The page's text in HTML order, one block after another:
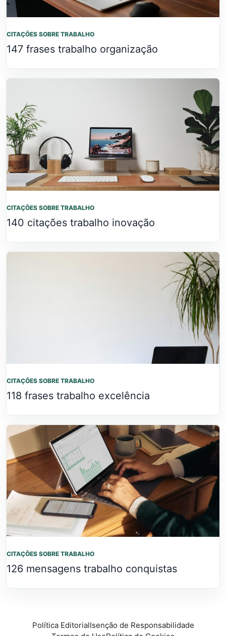
CITAÇÕES SOBRE TRABALHO
147 frases trabalho organização
CITAÇÕES SOBRE TRABALHO
140 citações trabalho inovação
CITAÇÕES SOBRE TRABALHO
118 frases trabalho excelência
CITAÇÕES SOBRE TRABALHO
126 mensagens trabalho conquistas
Política EditorialIsenção de Responsabilidade